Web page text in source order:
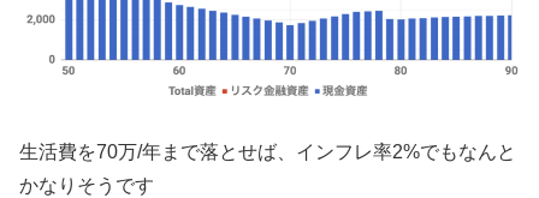
生活費を70万/年まで落とせば、インフレ率2%でもなんと
かなりそうです